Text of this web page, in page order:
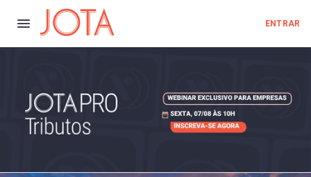
ENTRAR